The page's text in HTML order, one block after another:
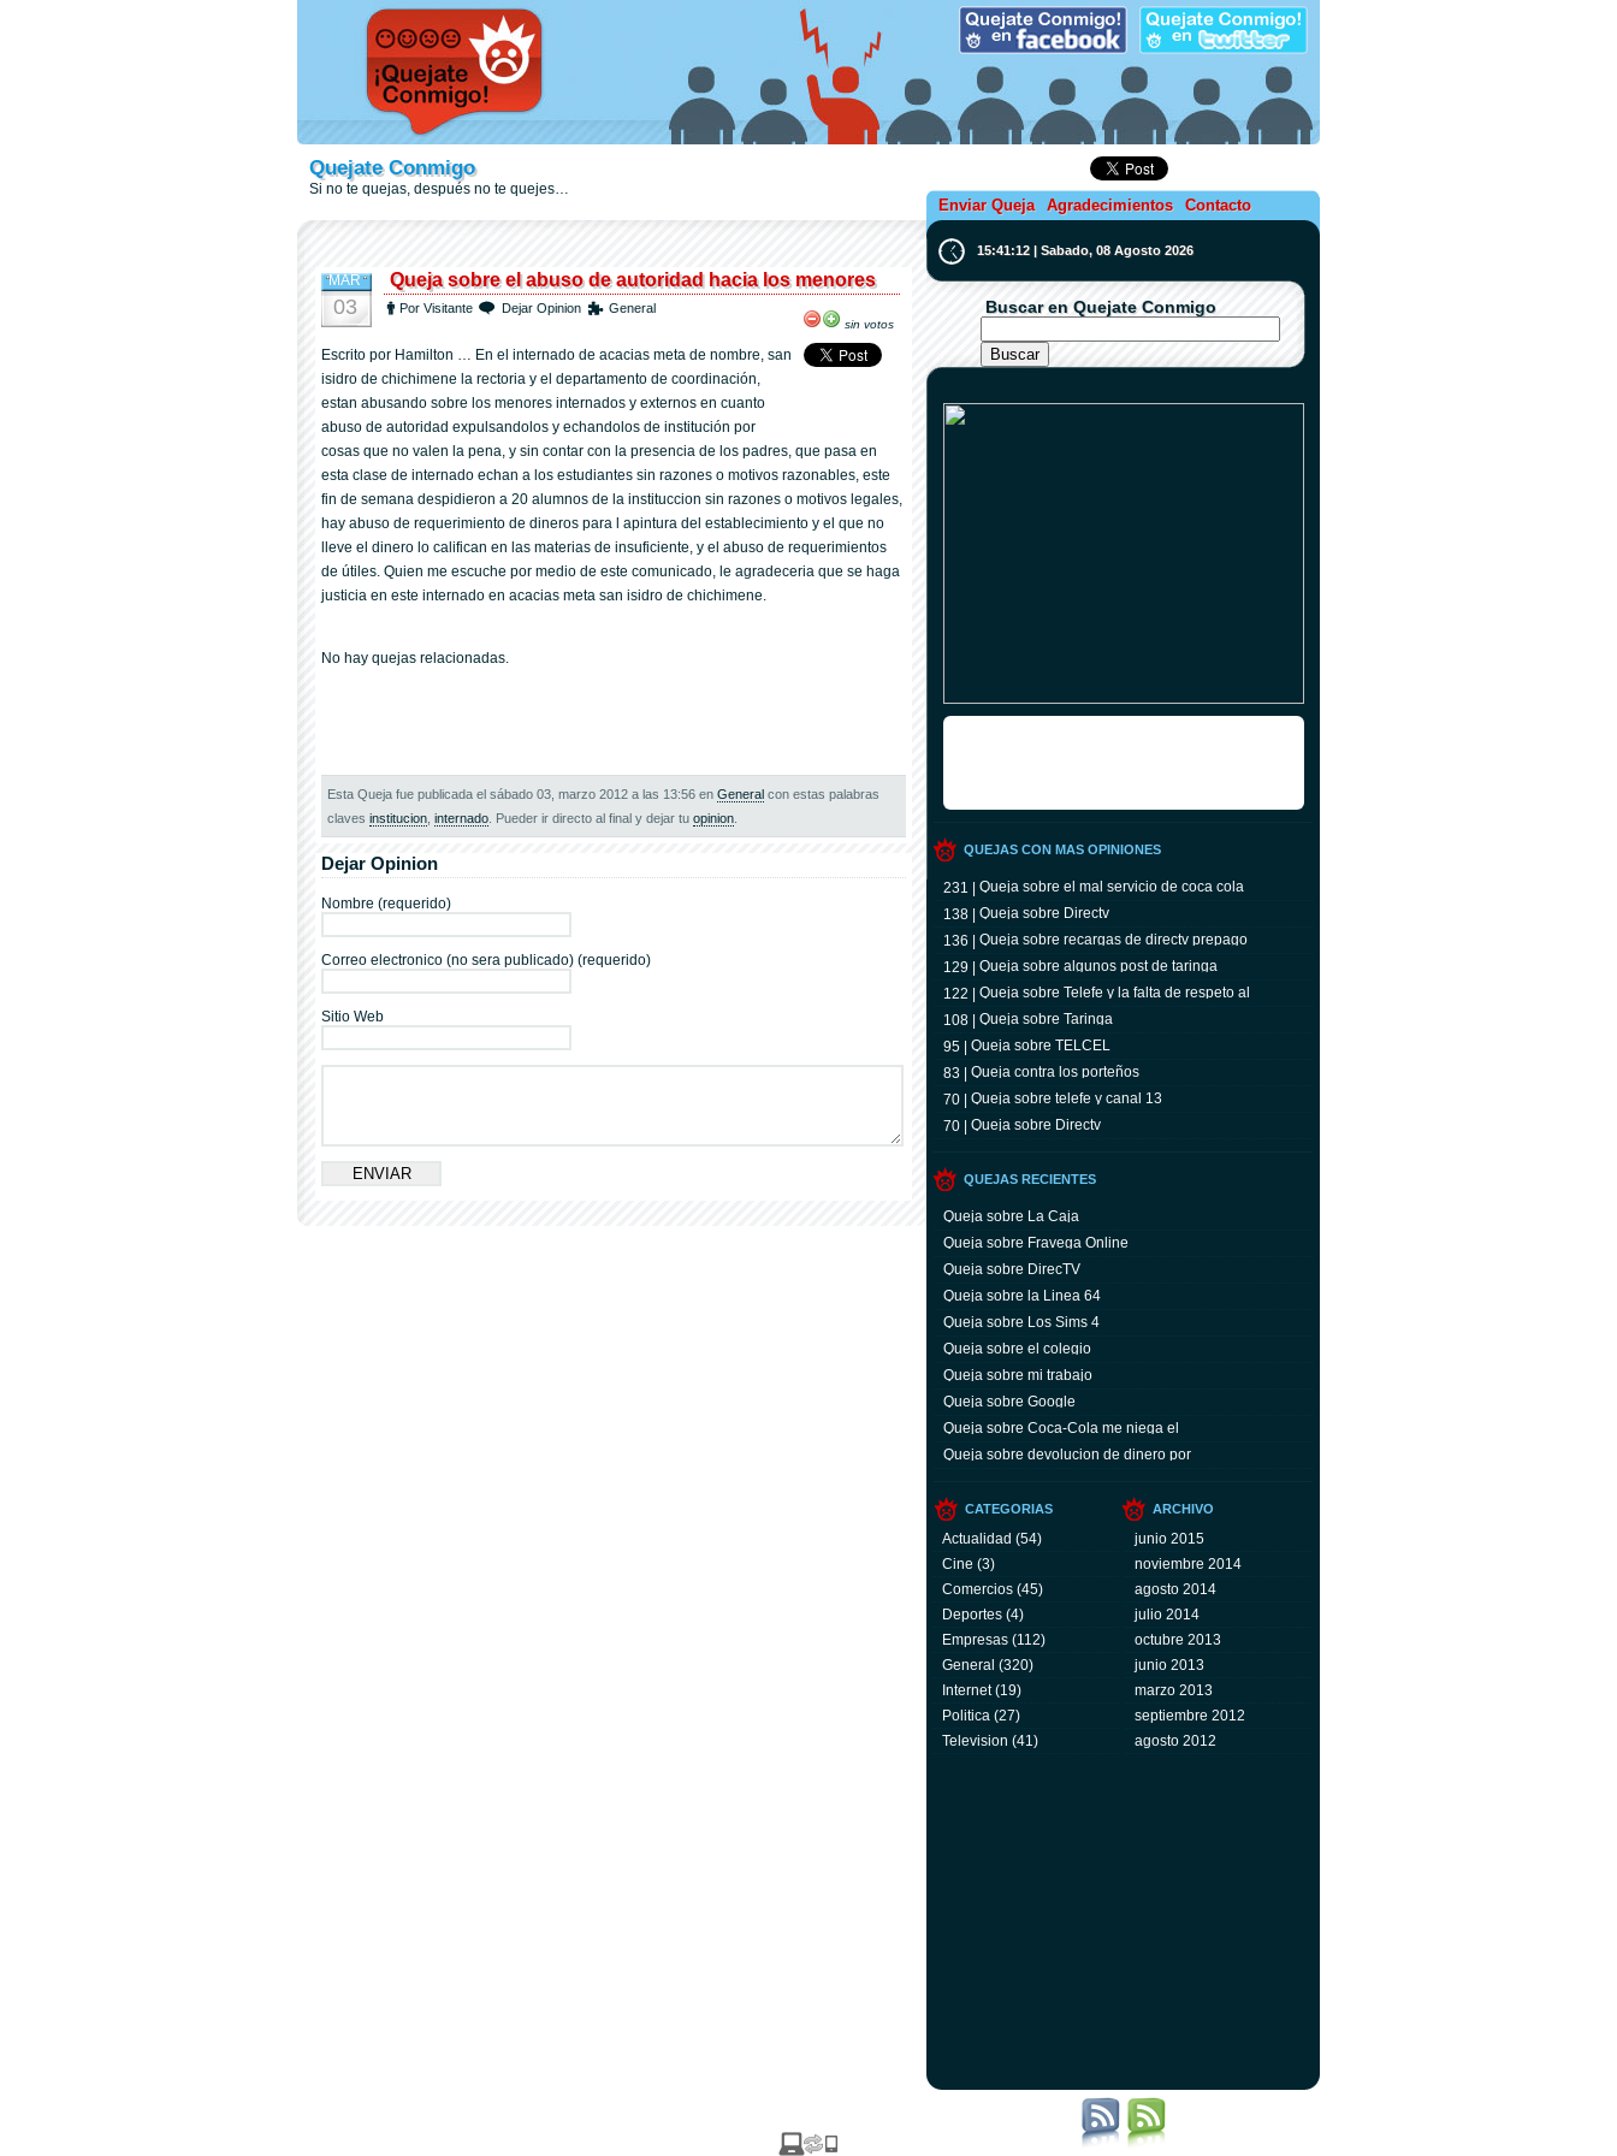
Quejate Conmigo
Si no te quejas, después no te quejes…
Enviar Queja Agradecimientos Contacto
MAR
03
Queja sobre el abuso de autoridad hacia los menores
Por Visitante Dejar Opinion General
sin votos
Escrito por Hamilton … En el internado de acacias meta de nombre, san
isidro de chichimene la rectoria y el departamento de coordinación,
estan abusando sobre los menores internados y externos en cuanto
abuso de autoridad expulsandolos y echandolos de institución por
cosas que no valen la pena, y sin contar con la presencia de los padres, que pasa en
esta clase de internado echan a los estudiantes sin razones o motivos razonables, este
fin de semana despidieron a 20 alumnos de la instituccion sin razones o motivos legales,
hay abuso de requerimiento de dineros para l apintura del establecimiento y el que no
lleve el dinero lo califican en las materias de insuficiente, y el abuso de requerimientos
de útiles. Quien me escuche por medio de este comunicado, le agradeceria que se haga
justicia en este internado en acacias meta san isidro de chichimene.
No hay quejas relacionadas.
Esta Queja fue publicada el sábado 03, marzo 2012 a las 13:56 en General con estas palabras
claves institucion internado . Pueder ir directo al final y dejar tu opinion
Dejar Opinion
Nombre (requerido)
Correo electronico (no sera publicado) (requerido)
Sitio Web
15:41:13 | Sabado, 08 Agosto 2026
Buscar en Quejate Conmigo
QUEJAS CON MAS OPINIONES
231 | Queja sobre el mal servicio de coca cola
138 | Queja sobre Directv
136 | Queja sobre recargas de directv prepago
129 | Queja sobre algunos post de taringa
122 | Queja sobre Telefe y la falta de respeto al
televidente
108 | Queja sobre Taringa
95 | Queja sobre TELCEL
83 | Queja contra los porteños
70 | Queja sobre telefe y canal 13
70 | Queja sobre Directv
QUEJAS RECIENTES
Queja sobre La Caja
Queja sobre Fravega Online
Queja sobre DirecTV
Queja sobre la Linea 64
Queja sobre Los Sims 4
Queja sobre el colegio
Queja sobre mi trabajo
Queja sobre Google
Queja sobre Coca-Cola me niega el
servicio y facturas
Queja sobre devolucion de dinero por
CATEGORIAS ARCHIVO
Actualidad (54)
Cine (3)
Comercios (45)
Deportes (4)
Empresas (112)
General (320)
Internet(19)
Politica (27)
Television (41)
junio 2015
noviembre 2014
agosto 2014
julio 2014
octubre 2013
junio 2013
marzo 2013
septiembre 2012
agosto 2012